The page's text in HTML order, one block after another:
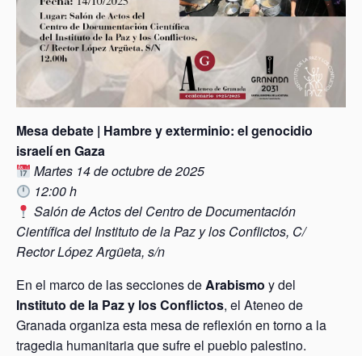
Mesa debate | Hambre y exterminio: el genocidio
israelí en Gaza
Martes 14 de octubre de 2025
12:00 h
Salón de Actos del Centro de Documentación
Científica del Instituto de la Paz y los Conflictos, C/
Rector López Argüeta, s/n
En el marco de las secciones deArabismo y del
Instituto de la Paz y los Conflictos, el Ateneo de
Granada organiza esta mesa de reflexión en torno a la
tragedia humanitaria que sufre el pueblo palestino.